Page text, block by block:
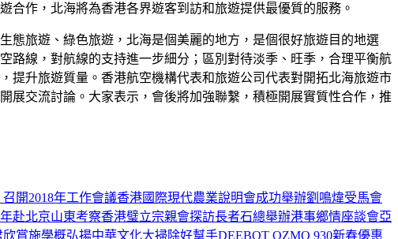
作，北海將為香港各界遊客到訪和旅遊提供最優質的服務。
態旅遊、綠色旅遊，北海是個美麗的地方，是個很好旅遊目的地選
路線，對航線的支持進一步細分；區別對待淡季、旺季，合理平衡航
提升旅遊質量。香港航空機構代表和旅遊公司代表對開拓北海旅遊市
展交流討論。大家表示，會後將加強聯繫，積極開展實質性合作，推
開2018年工作會議香港國際現代農業說明會成功舉辦劉鳴煒受馬會
赴北京山東考察香港璧立宗親會探訪長者石總舉辦港事鄉情座談會亞
欣賞施學概弘揚中華文化大掃除好幫手DEEBOT OZMO 930新春優惠